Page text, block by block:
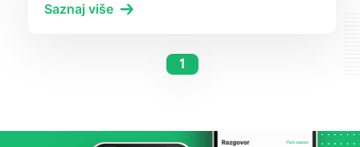
Saznaj više
1